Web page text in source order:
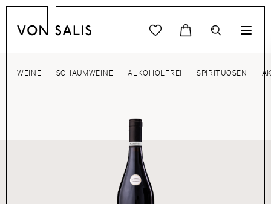
WEINE SCHAUMWEINE ALKOHOLFREI SPIRITUOSEN